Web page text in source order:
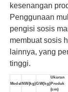
kesenangan
Penggunaan
pengisi sosis
membuat sosis
lainnya, yang
tinggi.
ModelNW(kg)GW(kg)
Ukuran
Produk
(cm)